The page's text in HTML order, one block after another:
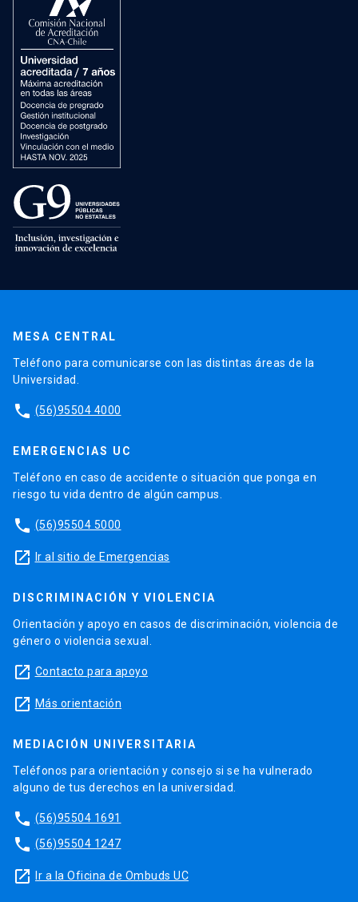
MESA CENTRAL
Teléfono para comunicarse con las distintas áreas de la
Universidad.
phone (56)95504 4000
EMERGENCIAS UC
Teléfono en caso de accidente o situación que ponga en
riesgo tu vida dentro de algún campus.
phone (56)95504 5000
launch Ir al sitio de Emergencias
DISCRIMINACIÓN Y VIOLENCIA
Orientación y apoyo en casos de discriminación, violencia de
género o violencia sexual.
launch Contacto para apoyo
launch Más orientación
MEDIACIÓN UNIVERSITARIA
Teléfonos para orientación y consejo si se ha vulnerado
alguno de tus derechos en la universidad.
phone (56)95504 1691
phone (56)95504 1247
launch Ir a la Oficina de Ombuds UC